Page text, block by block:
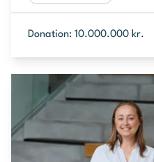
Donation: 10.000.000 kr.